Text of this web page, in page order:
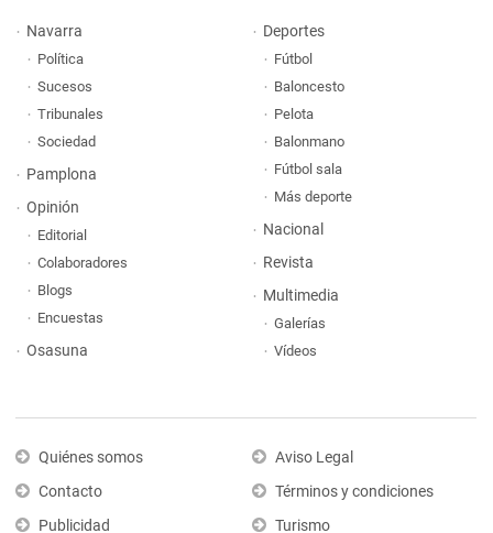
Navarra
Política
Sucesos
Tribunales
Sociedad
Pamplona
Opinión
Editorial
Colaboradores
Blogs
Encuestas
Osasuna
Deportes
Fútbol
Baloncesto
Pelota
Balonmano
Fútbol sala
Más deporte
Nacional
Revista
Multimedia
Galerías
Vídeos
Quiénes somos
Contacto
Publicidad
Aviso Legal
Términos y condiciones
Turismo